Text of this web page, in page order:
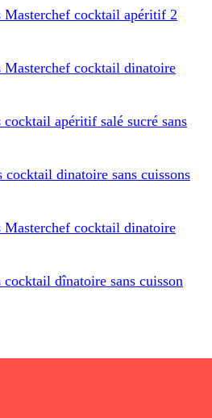
Masterchef cocktail apéritif 2
Masterchef cocktail dinatoire
cocktail apéritif salé sucré sans
cocktail dinatoire sans cuissons
Masterchef cocktail dinatoire
cocktail dînatoire sans cuisson